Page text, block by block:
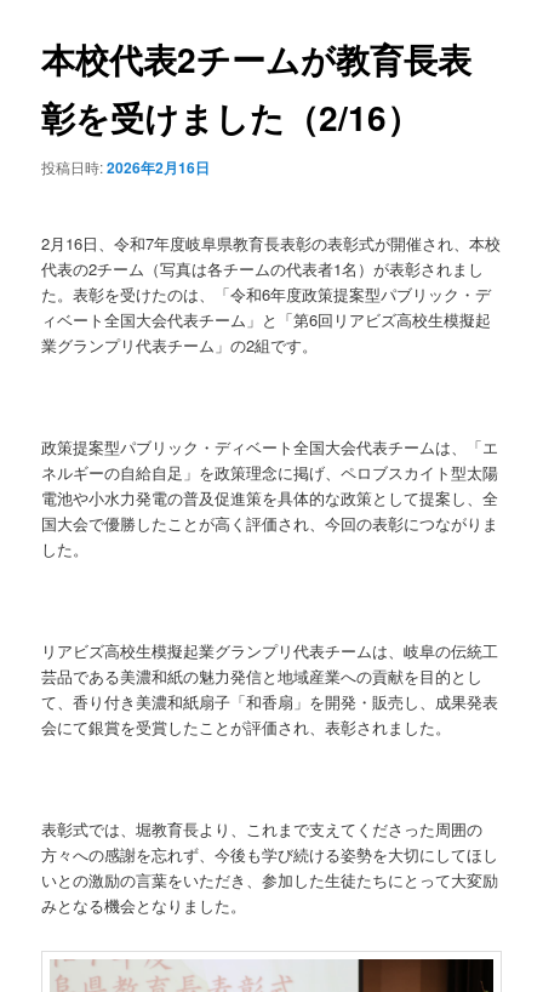
ツ
へ
移
動
ビ
ゲ
シ
本校代表2チームが教育長表
彰を受けました（2/16）
投稿日時:2026年2月16日
2月16日、令和7年度岐阜県教育長表彰の表彰式が開催され、本校
代表の2チーム（写真は各チームの代表者1名）が表彰されまし
た。表彰を受けたのは、「令和6年度政策提案型パブリック・デ
ィベート全国大会代表チーム」と「第6回リアビズ高校生模擬起
業グランプリ代表チーム」の2組です。
政策提案型パブリック・ディベート全国大会代表チームは、「エ
ネルギーの自給自足」を政策理念に掲げ、ペロブスカイト型太陽
電池や小水力発電の普及促進策を具体的な政策として提案し、全
国大会で優勝したことが高く評価され、今回の表彰につながりま
した。
リアビズ高校生模擬起業グランプリ代表チームは、岐阜の伝統工
芸品である美濃和紙の魅力発信と地域産業への貢献を目的とし
て、香り付き美濃和紙扇子「和香扇」を開発・販売し、成果発表
会にて銀賞を受賞したことが評価され、表彰されました。
表彰式では、堀教育長より、これまで支えてくださった周囲の
方々への感謝を忘れず、今後も学び続ける姿勢を大切にしてほし
いとの激励の言葉をいただき、参加した生徒たちにとって大変励
みとなる機会となりました。